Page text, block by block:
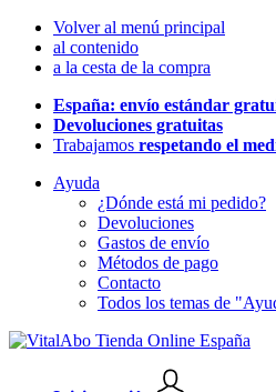
Volver al menú principal
al contenido
a la cesta de la compra
España: envío estándar
Devoluciones gratuitas
Trabajamos respetando el
Ayuda
¿Dónde está mi pedido?
Devoluciones
Gastos de envío
Métodos de pago
Contacto
Todos los temas de